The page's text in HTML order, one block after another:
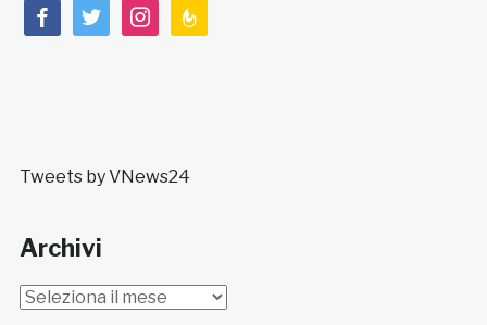
facebooktwitterinstagramfeedburner
Tweets by VNews24
Archivi
Archivi